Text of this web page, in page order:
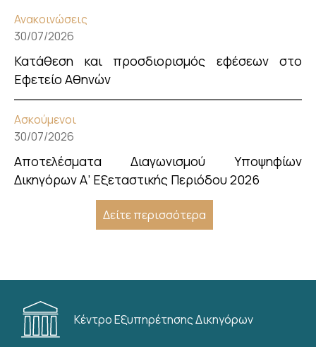
Ανακοινώσεις
30/07/2026
Κατάθεση και προσδιορισμός εφέσεων στο
Εφετείο Αθηνών
Ασκούμενοι
30/07/2026
Αποτελέσματα Διαγωνισμού Υποψηφίων
Δικηγόρων Α’ Εξεταστικής Περιόδου 2026
Δείτε περισσότερα
Κέντρο Εξυπηρέτησης Δικηγόρων